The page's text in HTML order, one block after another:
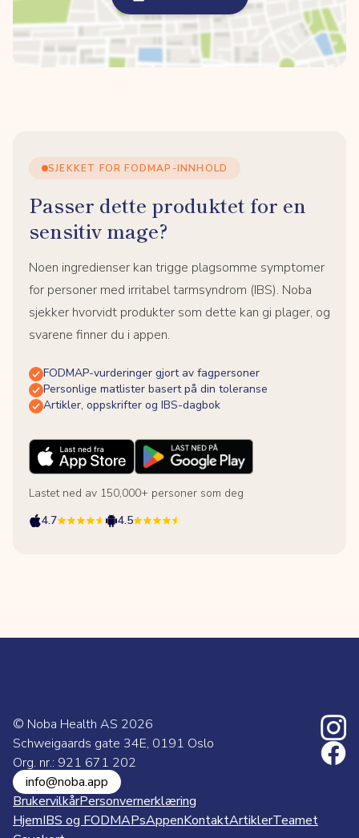
SJEKKET FOR FODMAP-INNHOLD
Passer dette produktet for en
sensitiv mage?
Noen ingredienser kan trigge plagsomme symptomer
for personer med irritabel tarmsyndrom (IBS). Noba
sjekker hvorvidt produkter som dette kan gi plager, og
svarene finner du i appen.
FODMAP-vurderinger gjort av fagpersoner
Personlige matlister basert på din toleranse
Artikler, oppskrifter og IBS-dagbok
Lastet ned av 150,000+ personer som deg
4.7
4.5
© Noba Health AS 2026
Schweigaards gate 34E, 0191 Oslo
Org. nr.: 921 671 202
info@noba.app
BrukervilkårPersonvernerklæring
HjemIBS og FODMAPsAppenKontaktArtiklerTeamet